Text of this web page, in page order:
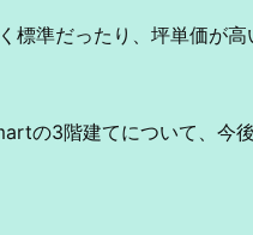
標準だったり、坪単価が
の3階建てについて、今